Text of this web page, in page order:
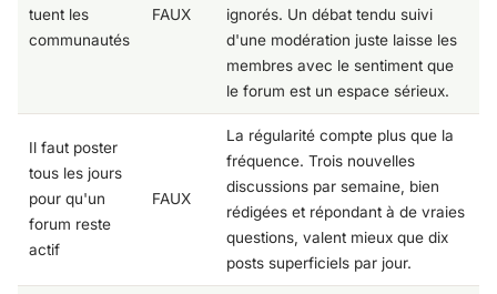
tuent les
communautés
FAUX
ignorés. Un débat tendu suivi
d'une modération juste laisse les
membres avec le sentiment que
le forum est un espace sérieux.
Il faut poster
tous les jours
pour qu'un
forum reste
actif
FAUX
La régularité compte plus que la
fréquence. Trois nouvelles
discussions par semaine, bien
rédigées et répondant à de vraies
questions, valent mieux que dix
posts superficiels par jour.